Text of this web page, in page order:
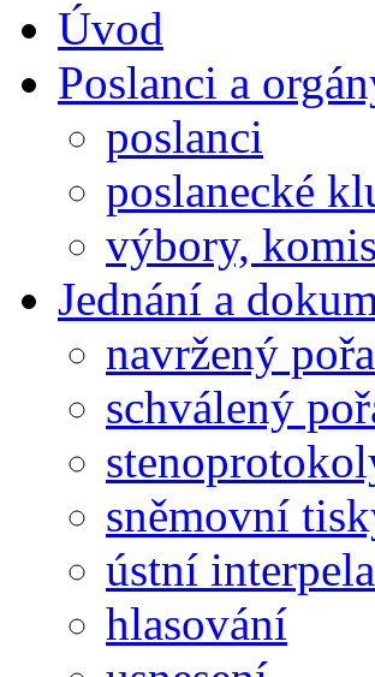
Úvod
Poslanci a
poslanci
poslanecké
výbory,
Jednání a
navržený
schválený
sněmovní
ústní
hlasování